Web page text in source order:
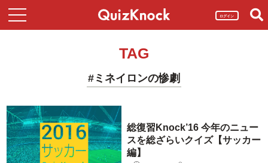
ログイン
TAG
#ミネイロンの惨劇
総復習Knock’16 今年のニュー
スを総ざらいクイズ【サッカー
編】